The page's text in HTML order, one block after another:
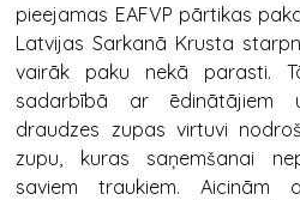
pieejamas EAFVP pārtikas
Latvijas Sarkanā Krusta
vairāk paku nekā parasti.
sadarbībā ar ēdinātājiem
draudzes zupas virtuvi
zupu, kuras saņemšanai
saviem traukiem. Aicinām